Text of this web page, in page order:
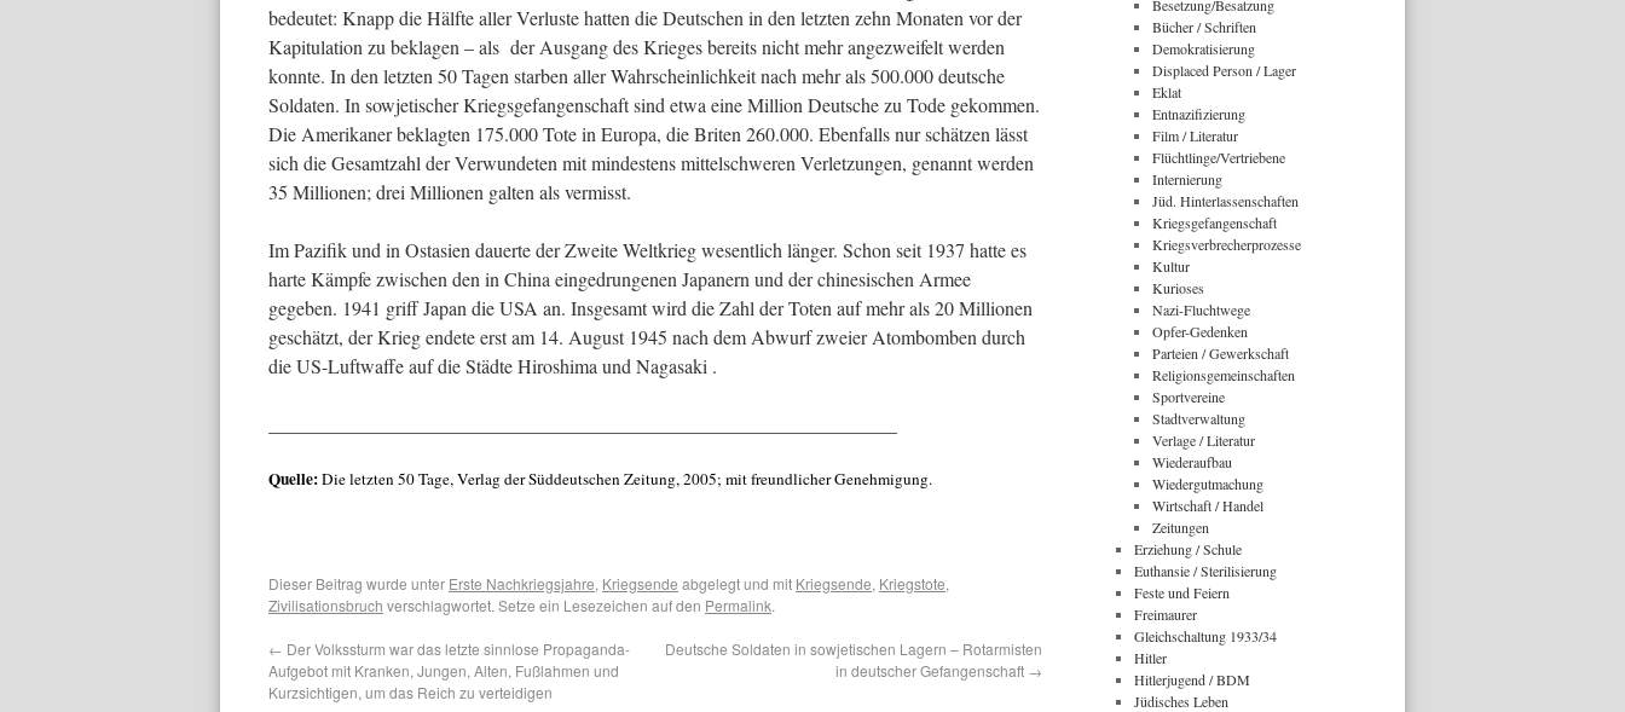
bedeutet: Knapp die Hälfte aller Verluste hat­ten die Deutschen in den letzten zehn Monaten vor der
Kapitulation zu beklagen – als der Ausgang des Krie­ges bereits nicht mehr angezweifelt werden
konnte. In den letzten 50 Tagen starben aller Wahrscheinlichkeit nach mehr als 500.000 deutsche
Soldaten. In sowjeti­scher Kriegsgefangenschaft sind etwa eine Million Deutsche zu Tode gekommen.
Die Amerikaner beklag­ten 175.000 Tote in Europa, die Briten 260.000. Ebenfalls nur schätzen lässt
sich die Gesamtzahl der Verwundeten mit mindestens mittelschweren Verlet­zungen, genannt werden
35 Millionen; drei Millionen galten als vermisst.
Im Pazifik und in Ostasien dauerte der Zweite Weltkrieg wesentlich länger. Schon seit 1937 hatte es
harte Kämpfe zwischen den in China eingedrungenen Japanern und der chinesischen Armee
gegeben. 1941 griff Japan die USA an. Insgesamt wird die Zahl der Toten auf mehr als 20 Millionen
geschätzt, der Krieg endete erst am 14. August 1945 nach dem Abwurf zweier Atombomben durch
die US-Luftwaffe auf die Städte Hiroshima und Nagasaki .
Quelle:Die letzten 50 Tage, Verlag der Süddeutschen Zeitung, 2005; mit freundlicher Genehmigung.
Dieser Beitrag wurde unter Erste Nachkriegsjahre, Kriegsende abgelegt und mit Kriegsende, Kriegstote,
Zivilisationsbruch verschlagwortet. Setze ein Lesezeichen auf den Permalink.
← Der Volkssturm war das letzte sinnlose Propaganda-
Aufgebot mit Kranken, Jungen, Alten, Fußlahmen und
Kurzsichtigen, um das Reich zu verteidigen
Deutsche Soldaten in sowjetischen Lagern – Rotarmisten
in deutscher Gefangenschaft →
Besetzung/Besatzung
Bücher / Schriften
Demokratisierung
Displaced Person / Lager
Eklat
Entnazifizierung
Film / Literatur
Flüchtlinge/Vertriebene
Internierung
Jüd. Hinterlassenschaften
Kriegsgefangenschaft
Kriegsverbrecherprozesse
Kultur
Kurioses
Nazi-Fluchtwege
Opfer-Gedenken
Parteien / Gewerkschaft
Religionsgemeinschaften
Sportvereine
Stadtverwaltung
Verlage / Literatur
Wiederaufbau
Wiedergutmachung
Wirtschaft / Handel
Zeitungen
Erziehung / Schule
Euthansie / Sterilisierung
Feste und Feiern
Freimaurer
Gleichschaltung 1933/34
Hitler
Hitlerjugend / BDM
Jüdisches Leben